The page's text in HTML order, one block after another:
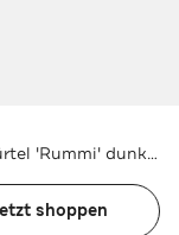
Ledergürtel 'Rummi' dunkelbraun
shoppen